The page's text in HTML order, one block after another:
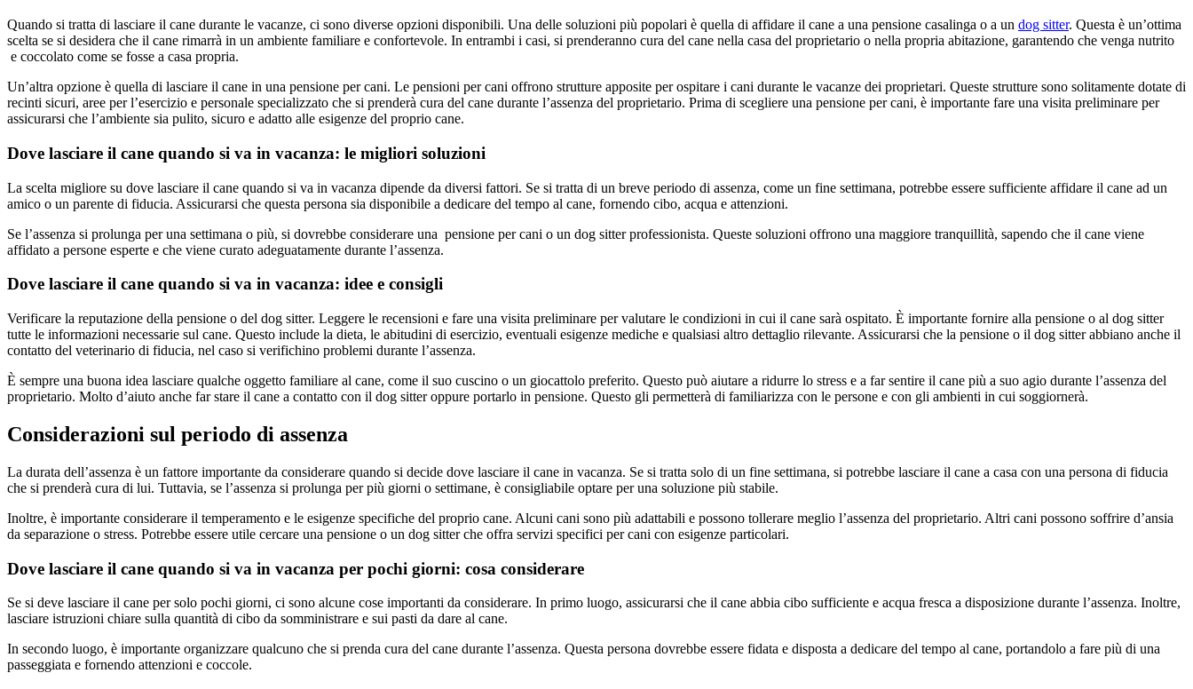
Quando si tratta di lasciare il cane durante le vacanze, ci sono diverse opzioni disponibili. Una delle soluzioni più popolari è quella di affidare il cane a una pensione casalinga o a un dog sitter. Questa è un’ottima
scelta se si desidera che il cane rimarrà in un ambiente familiare e confortevole. In entrambi i casi, si prenderanno cura del cane nella casa del proprietario o nella propria abitazione, garantendo che venga nutrito
e coccolato come se fosse a casa propria.
Un’altra opzione è quella di lasciare il cane in una pensione per cani. Le pensioni per cani offrono strutture apposite per ospitare i cani durante le vacanze dei proprietari. Queste strutture sono solitamente dotate di
recinti sicuri, aree per l’esercizio e personale specializzato che si prenderà cura del cane durante l’assenza del proprietario. Prima di scegliere una pensione per cani, è importante fare una visita preliminare per
assicurarsi che l’ambiente sia pulito, sicuro e adatto alle esigenze del proprio cane.
Dove lasciare il cane quando si va in vacanza: le migliori soluzioni
La scelta migliore su dove lasciare il cane quando si va in vacanza dipende da diversi fattori. Se si tratta di un breve periodo di assenza, come un fine settimana, potrebbe essere sufficiente affidare il cane ad un
amico o un parente di fiducia. Assicurarsi che questa persona sia disponibile a dedicare del tempo al cane, fornendo cibo, acqua e attenzioni.
Se l’assenza si prolunga per una settimana o più, si dovrebbe considerare una pensione per cani o un dog sitter professionista. Queste soluzioni offrono una maggiore tranquillità, sapendo che il cane viene
affidato a persone esperte e che viene curato adeguatamente durante l’assenza.
Dove lasciare il cane quando si va in vacanza: idee e consigli
Verificare la reputazione della pensione o del dog sitter. Leggere le recensioni e fare una visita preliminare per valutare le condizioni in cui il cane sarà ospitato. È importante fornire alla pensione o al dog sitter
tutte le informazioni necessarie sul cane. Questo include la dieta, le abitudini di esercizio, eventuali esigenze mediche e qualsiasi altro dettaglio rilevante. Assicurarsi che la pensione o il dog sitter abbiano anche il
contatto del veterinario di fiducia, nel caso si verifichino problemi durante l’assenza.
È sempre una buona idea lasciare qualche oggetto familiare al cane, come il suo cuscino o un giocattolo preferito. Questo può aiutare a ridurre lo stress e a far sentire il cane più a suo agio durante l’assenza del
proprietario. Molto d’aiuto anche far stare il cane a contatto con il dog sitter oppure portarlo in pensione. Questo gli permetterà di familiarizza con le persone e con gli ambienti in cui soggiornerà.
Considerazioni sul periodo di assenza
La durata dell’assenza è un fattore importante da considerare quando si decide dove lasciare il cane in vacanza. Se si tratta solo di un fine settimana, si potrebbe lasciare il cane a casa con una persona di fiducia
che si prenderà cura di lui. Tuttavia, se l’assenza si prolunga per più giorni o settimane, è consigliabile optare per una soluzione più stabile.
Inoltre, è importante considerare il temperamento e le esigenze specifiche del proprio cane. Alcuni cani sono più adattabili e possono tollerare meglio l’assenza del proprietario. Altri cani possono soffrire d’ansia
da separazione o stress. Potrebbe essere utile cercare una pensione o un dog sitter che offra servizi specifici per cani con esigenze particolari.
Dove lasciare il cane quando si va in vacanza per pochi giorni: cosa considerare
Se si deve lasciare il cane per solo pochi giorni, ci sono alcune cose importanti da considerare. In primo luogo, assicurarsi che il cane abbia cibo sufficiente e acqua fresca a disposizione durante l’assenza. Inoltre,
lasciare istruzioni chiare sulla quantità di cibo da somministrare e sui pasti da dare al cane.
In secondo luogo, è importante organizzare qualcuno che si prenda cura del cane durante l’assenza. Questa persona dovrebbe essere fidata e disposta a dedicare del tempo al cane, portandolo a fare più di una
passeggiata e fornendo attenzioni e coccole.